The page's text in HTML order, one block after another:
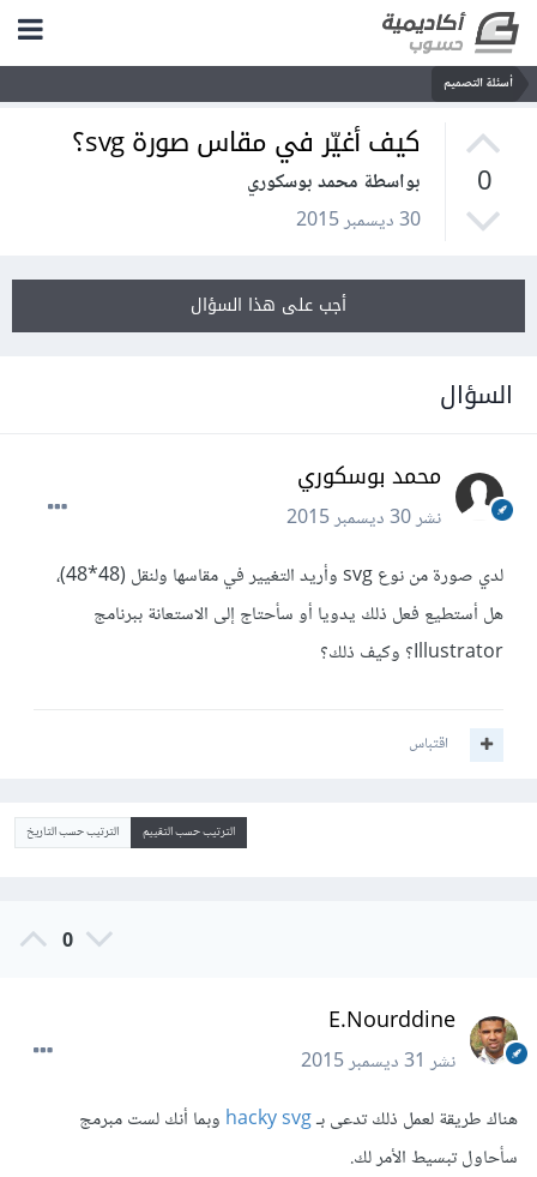
أسئلة التصميم
0
كيف أغيّر في مقاس صورة svg؟
بواسطة محمد بوسكوري
30 ديسمبر 2015
أجب على هذا السؤال
السؤال
محمد بوسكوري
نشر30 ديسمبر 2015
لدي صورة من نوع svg وأريد التغيير في مقاسها ولنقل (48*48)،
هل أستطيع فعل ذلك يدويا أو سأحتاج إلى الاستعانة ببرنامج
Illustrator؟ وكيف ذلك؟
اقتباس
الترتيب حسب التقييم الترتيب حسب التاريخ
0
E.Nourddine
نشر31 ديسمبر 2015
هناك طريقة لعمل ذلك تدعى بـhacky svgوبما أنك لست مبرمج
سأحاول تبسيط الأمر لك.